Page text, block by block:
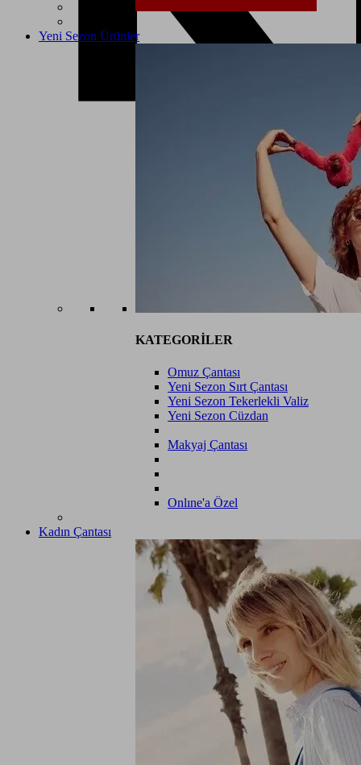
Yeni Sezon Ürünler
KATEGORİLER
Omuz Çantası
Yeni Sezon Sırt Çantası
Yeni Sezon Tekerlekli Valiz
Yeni Sezon Cüzdan
Makyaj Çantası
Onlıne'a Özel
Kadın Çantası